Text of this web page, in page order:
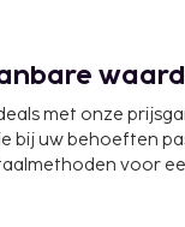
km
zijn:
- 25,8 km
Intl.) - 40,8 km
met onze
bij uw behoeften
voor